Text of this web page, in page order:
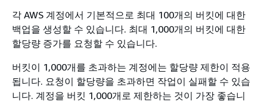
각 AWS 계정에서 기본적으로 최대 100개의 버킷에 대한
백업을 생성할 수 있습니다. 최대 1,000개의 버킷에 대한
할당량 증가를 요청할 수 있습니다.
버킷이 1,000개를 초과하는 계정에는 할당량 제한이 적용
됩니다. 요청이 할당량을 초과하면 작업이 실패할 수 있습
니다. 계정을 버킷 1,000개로 제한하는 것이 가장 좋습니